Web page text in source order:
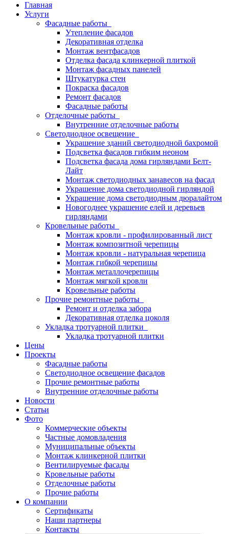
Главная
Услуги
Фасадные работы
Утепление фасадов
Декоративная отделка
Монтаж вентфасадов
Отделка фасада клинкерной плиткой
Монтаж фасадных панелей
Штукатурка стен
Покраска фасадов
Ремонт фасадов
Фасадные работы
Отделочные работы
Внутренние отделочные работы
Светодиодное освещение
Украшение зданий светодиодной бахромой
Подсветка фасадов гибким неоном
Подсветка фасада дома гирляндами Белт-
Лайт
Монтаж светодиодных занавесов на фасад
Украшение дома светодиодной гирляндой
Украшение дома светодиодным дюралайтом
Новогоднее украшение елей и деревьев
гирляндами
Кровельные работы
Монтаж кровли - профилированный лист
Монтаж композитной черепицы
Монтаж кровли - натуральная черепица
Монтаж гибкой черепицы
Монтаж металлочерепицы
Монтаж мягкой кровли
Кровельные работы
Прочие ремонтные работы
Ремонт и отделка забора
Декоративная отделка цоколя
Укладка тротуарной плитки
Укладка тротуарной плитки
Цены
Проекты
Фасадные работы
Светодиодное освещение фасадов
Прочие ремонтные работы
Внутренние отделочные работы
Новости
Статьи
Фото
Коммерческие объекты
Частные домовладения
Муниципальные объекты
Монтаж клинкерной плитки
Вентилируемые фасады
Кровельные работы
Отделочные работы
Прочие работы
О компании
Сертификаты
Наши партнеры
Контакты